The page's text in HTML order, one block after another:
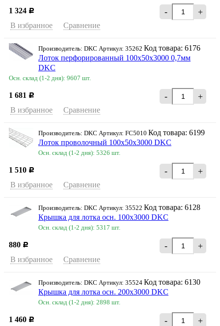
1 324 Р - +
В избранное Сравнение
Производитель: DKC Артикул: 35262 Код товара: 6176
Лоток перфорированный 100х50х3000 0,7мм
DKC
Осн. склад (1-2 дня): 9607 шт.
1 681 Р - +
В избранное Сравнение
Производитель: DKC Артикул: FC5010 Код товара: 6199
Лоток проволочный 100х50х3000 DKC
Осн. склад (1-2 дня): 5326 шт.
1 510 Р - +
В избранное Сравнение
Производитель: DKC Артикул: 35522 Код товара: 6128
Крышка для лотка осн. 100х3000 DKC
Осн. склад (1-2 дня): 5317 шт.
880 Р - +
В избранное Сравнение
Производитель: DKC Артикул: 35524 Код товара: 6130
Крышка для лотка осн. 200х3000 DKC
Осн. склад (1-2 дня): 2898 шт.
1 460 Р - +